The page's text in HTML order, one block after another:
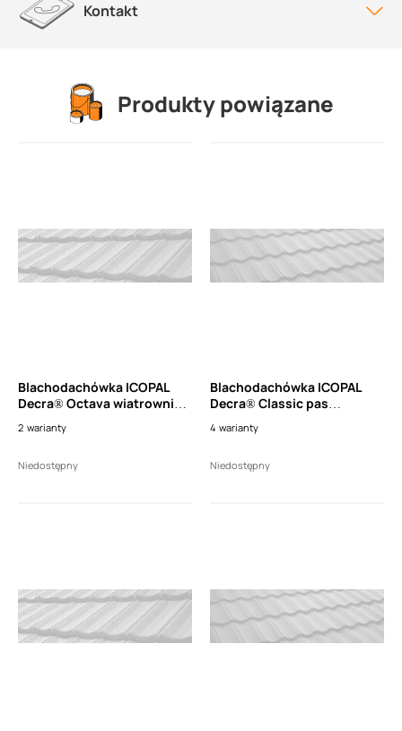
Kontakt
Produkty powiązane
Blachodachówka ICOPAL
Decra® Octava wiatrownica
(dł. 1110mm)
2 warianty
Niedostępny
Blachodachówka ICOPAL
Decra® Classic pas
1150mm)
4 warianty
Niedostępny